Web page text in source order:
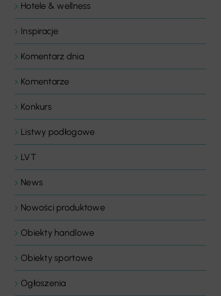
Hotele & wellness
Inspiracje
Komentarz dnia
Komentarze
Konkurs
Listwy podłogowe
LVT
News
Nowości produktowe
Obiekty handlowe
Obiekty sportowe
Ogłoszenia